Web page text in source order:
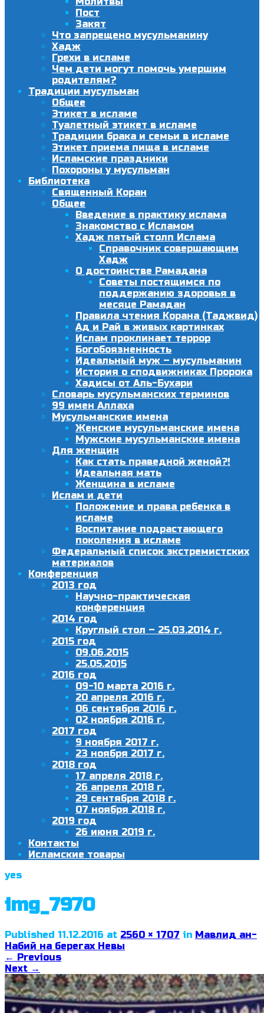
Пост
Закят
Что запрещено мусульманину
Хадж
Грехи в исламе
Чем дети могут помочь умершим
родителям?
Традиции мусульман
Общее
Этикет в исламе
Туалетный этикет в исламе
Традиции брака и семьи в исламе
Этикет приема пища в исламе
Исламские праздники
Похороны у мусульман
Библиотека
Священный Коран
Общее
Введение в практику ислама
Знакомство с Исламом
Хадж пятый столп Ислама
Справочник совершающим
Хадж
О достоинстве Рамадана
Советы постящимся по
поддержанию здоровья в
месяце Рамадан
Правила чтения Корана (Таджвид)
Ад и Рай в живых картинках
Ислам проклинает террор
Богобоязненность
Идеальный муж – мусульманин
История о сподвижниках Пророка
Хадисы от Аль-Бухари
Словарь мусульманских терминов
99 имен Аллаха
Мусульманские имена
Женские мусульманские имена
Мужские мусульманские имена
Для женщин
Как стать праведной женой?!
Идеальная мать
Женщина в исламе
Ислам и дети
Положение и права ребенка в
исламе
Воспитание подрастающего
поколения в исламе
Федеральный список экстремистских
материалов
Конференция
2013 год
Научно-практическая
конференция
2014 год
Круглый стол – 25.03.2014 г.
2015 год
09.06.2015
25.05.2015
2016 год
09-10 марта 2016 г.
20 апреля 2016 г.
06 сентября 2016 г.
02 ноября 2016 г.
2017 год
9 ноября 2017 г.
23 ноября 2017 г.
2018 год
17 апреля 2018 г.
26 апреля 2018 г.
29 сентября 2018 г.
07 ноября 2018 г.
2019 год
26 июня 2019 г.
Контакты
Исламские товары
yes
img_7970
Published 11.12.2016 at 2560 × 1707 in Мавлид ан-
Набий на берегах Невы
← Previous
Next →